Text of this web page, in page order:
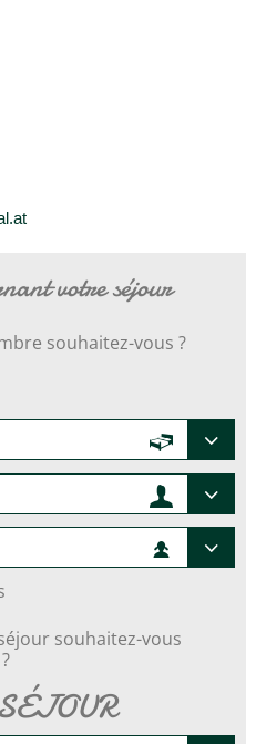
votre séjour
souhaitez-vous ?
souhaitez-vous